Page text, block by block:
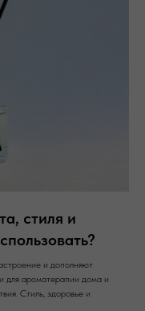
стиля и
и дополняют
для ароматерапии дома и
Стиль, здоровье и